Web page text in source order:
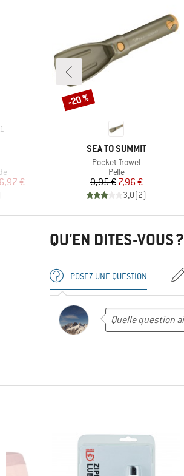
1
€
MARQUE
SEA TO SUMMIT
Article
Pocket Trowel
Product group
Pelle
Prix
9,95 €Prix réduit
7,96 €
3,0(2)
Remise
-20 %
QU'EN DITES-VOUS ?
POSEZ UNE QUESTION